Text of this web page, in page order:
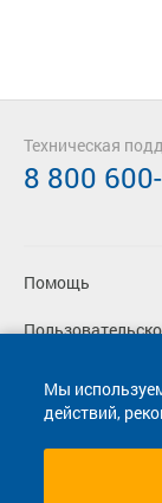
Мы
действий,
Помощь
Политика
Согласие на
Техническая
8 800
© 2013-2026,